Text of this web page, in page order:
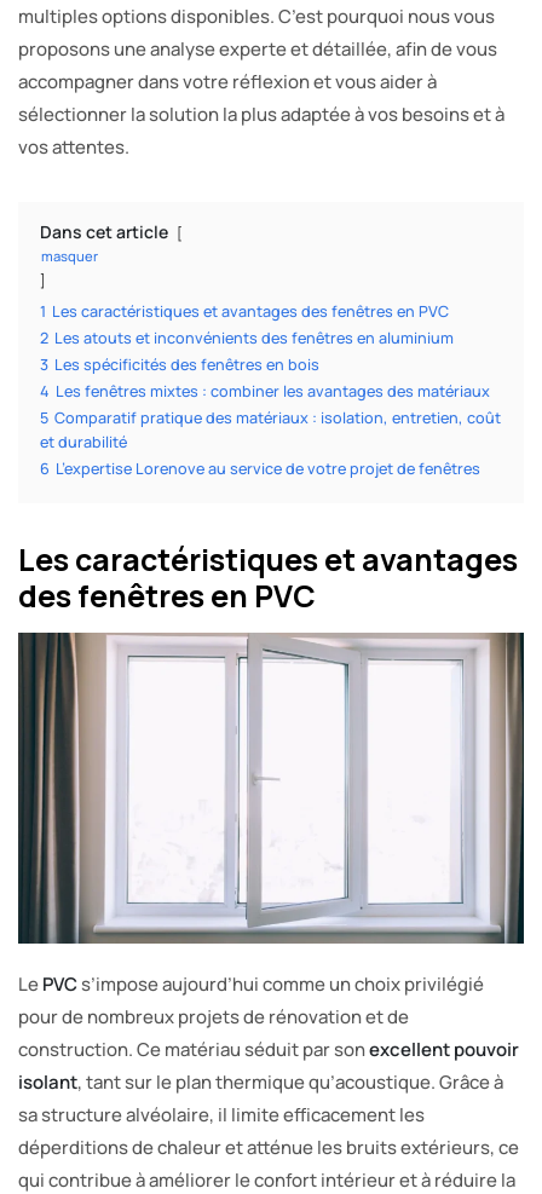
multiples options disponibles. C’est pourquoi nous vous
proposons une analyse experte et détaillée, afin de vous
accompagner dans votre réflexion et vous aider à
sélectionner la solution la plus adaptée à vos besoins et à
vos attentes.
Dans cet article
masquer
1 Les caractéristiques et avantages des fenêtres en PVC
2 Les atouts et inconvénients des fenêtres en aluminium
3 Les spécificités des fenêtres en bois
4 Les fenêtres mixtes : combiner les avantages des matériaux
5 Comparatif pratique des matériaux : isolation, entretien, coût
et durabilité
6 L’expertise Lorenove au service de votre projet de fenêtres
Les caractéristiques et avantages
des fenêtres en PVC
LePVCs’impose aujourd’hui comme un choix privilégié
pour de nombreux projets de rénovation et de
construction. Ce matériau séduit par sonexcellent pouvoir
isolant, tant sur le plan thermique qu’acoustique. Grâce à
sa structure alvéolaire, il limite efficacement les
déperditions de chaleur et atténue les bruits extérieurs, ce
qui contribue à améliorer le confort intérieur et à réduire la